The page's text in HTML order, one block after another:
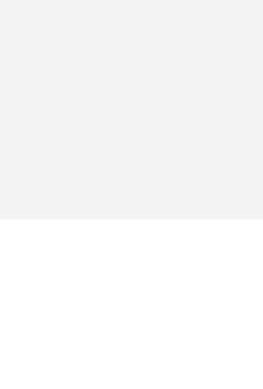
пылеулавливающих